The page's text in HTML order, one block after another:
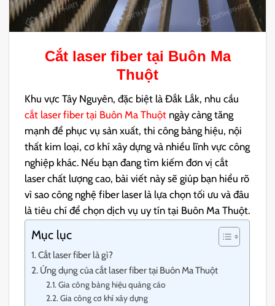
Cắt laser fiber tại Buôn Ma
Thuột
Khu vực Tây Nguyên, đặc biệt là Đắk Lắk, nhu cầu
cắt laser fiber tại Buôn Ma Thuột ngày càng tăng
mạnh để phục vụ sản xuất, thi công bảng hiệu, nội
thất kim loại, cơ khí xây dựng và nhiều lĩnh vực công
nghiệp khác. Nếu bạn đang tìm kiếm đơn vị cắt
laser chất lượng cao, bài viết này sẽ giúp bạn hiểu rõ
vì sao công nghệ fiber laser là lựa chọn tối ưu và đâu
là tiêu chí để chọn dịch vụ uy tín tại Buôn Ma Thuột.
Mục lục
Cắt laser fiber là gì?
Ứng dụng của cắt laser fiber tại Buôn Ma Thuột
Gia công bảng hiệu quảng cáo
Gia công cơ khí xây dựng